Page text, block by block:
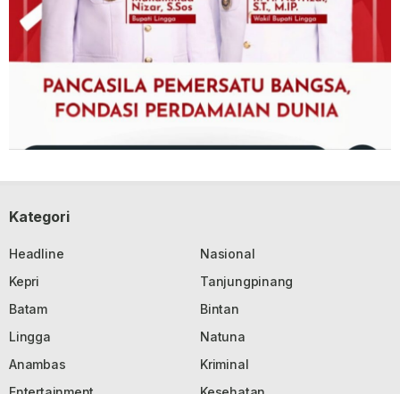
Kategori
Headline
Nasional
Kepri
Tanjungpinang
Batam
Bintan
Lingga
Natuna
Anambas
Kriminal